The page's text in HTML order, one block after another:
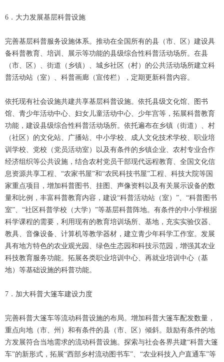
6．大力发展基层科普设施
完善基层科普服务设施体系。推动在全国所有的县（市、区）建设具
备科普教育、培训、展示等功能的县级综合性科普活动场所。在县
（市、区）、街道（乡镇）、城乡社区（村）的公共活动场所建立科
普活动站（室）、科普画廊（宣传栏），定期更新科普内容。
依托现有社会设施共建共享基层科普设施。依托县级文化馆、图书
馆、青少年活动中心、妇女儿童活动中心、少年宫等，拓展科普教育
功能，建设县级综合性科普活动场所。依托遍布在乡镇（街道）、村
（社区）的文化站、广播站、中小学校、成人文化技术学校、职业培
训学校、党校（党员活动室）以及有条件的乡镇企业、农村专业合作
经济组织等公共设施，结合农村党员干部现代远程教育、全国文化信
息资源共享工程、“农家书屋”和“农民科技书屋”工程、科技大院等国
家重点项目，增加科普图书、挂图、声像资料以及有关展示设备的数
量和比例，丰富科普教育内容，建设“科普活动站（室）”、“科普图书
室”、“社区科普学校（大学）”等基层科普阵地。有条件的中小学根据
科学课程的需要，利用现有的教育培训场所、基地，充实实验仪器、
教具、音像设备、计算机等教学器材，建立青少年科学工作室。发展
具有地方特色的农业观光园、绿色生态园和科技示范园，增强其农业
科技教育服务功能。拓展各类职业培训中心、再就业培训中心（基
地）等基础设施的科普功能。
7．加大科普大篷车建设力度
完善科普大篷车等流动科普设施的布局。增加科普大篷车配发数量，
重点向地（市、州）和有条件的县（市、区）倾斜。鼓励有条件的地
方发展符合当地需求的流动科普设施。探索与社会各界共建“科普大篷
车”的新形式，拓展“西部乡村流动图书车”、“农业科技入户直通车”等